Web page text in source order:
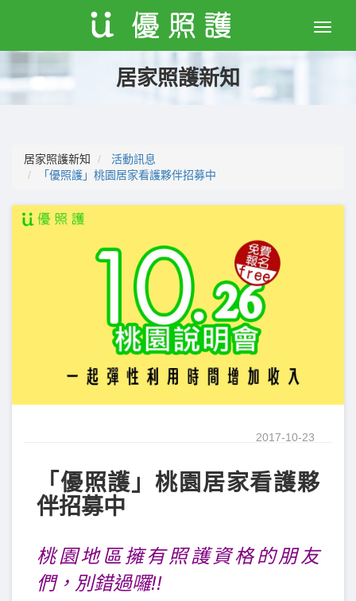
Toggle
居家照護新知
居家照護新知
活動訊息
「優照護」桃園居家看護夥伴招募中
2017-10-23
「優照護」桃園居家看護夥
伴招募中
桃園地區擁有照護資格的朋友
們，別錯過囉!!